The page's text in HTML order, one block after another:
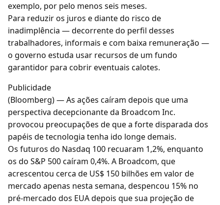
exemplo, por pelo menos seis meses.
Para reduzir os juros e diante do risco de
inadimplência — decorrente do perfil desses
trabalhadores, informais e com baixa remuneração —
o governo estuda usar recursos de um fundo
garantidor para cobrir eventuais calotes.
Publicidade
(Bloomberg) — As ações caíram depois que uma
perspectiva decepcionante da Broadcom Inc.
provocou preocupações de que a forte disparada dos
papéis de tecnologia tenha ido longe demais.
Os futuros do Nasdaq 100 recuaram 1,2%, enquanto
os do S&P 500 caíram 0,4%. A Broadcom, que
acrescentou cerca de US$ 150 bilhões em valor de
mercado apenas nesta semana, despencou 15% no
pré-mercado dos EUA depois que sua projeção de